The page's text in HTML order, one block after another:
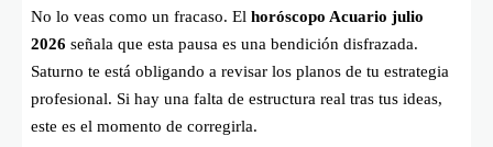
No lo veas como un fracaso. El horóscopo Acuario julio
2026 señala que esta pausa es una bendición disfrazada.
Saturno te está obligando a revisar los planos de tu estrategia
profesional. Si hay una falta de estructura real tras tus ideas,
este es el momento de corregirla.